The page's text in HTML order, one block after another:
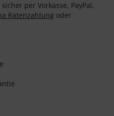
per Vorkasse, PayPal,
Ratenzahlung oder